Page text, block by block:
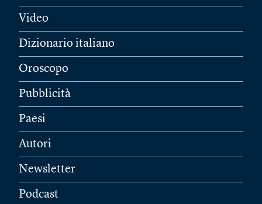
Video
Dizionario italiano
Oroscopo
Pubblicità
Paesi
Autori
Newsletter
Podcast